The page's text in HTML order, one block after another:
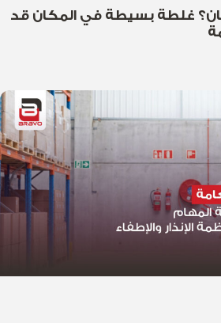
غلطة بسيطة في المكان قد